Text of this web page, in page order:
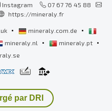
Instagram
07 67 76 45 88
https://mineraly.fr
• mineraly.com.de •
mineraly.nl • mineraly.pt •
par DRI